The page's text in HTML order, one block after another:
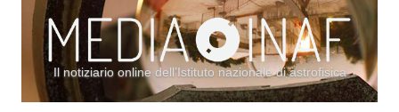
Il notiziario online dell’Istituto nazionale di astrofisica